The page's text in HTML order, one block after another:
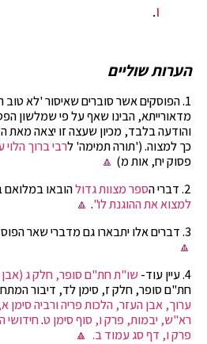
ו.
הערות שוליים
1. הפוסקים אשר סוברים שאיסור 'לא
מדאורייתא, הבינו שאף על פי שמלשון
והודעה בלבד, מכיון שעצה זו יצאה מאת
כך למצוה. ('תורה תמימה' לרבי ברוך הלוי
פסוק יח, אות מ) 🔼
2. דברי ה
ספר מצוות גדולהובאו
למצוא את ההוגנת לו".
🔼
3. דברים אלו יתבארו גם מדברי שאר הפוסקים שיובאו בהמשך הפרק.
🔼
4. עיין עוד-
שו"ת חת"ם סופר, חלק ג (אבן
חת"ם סופר, חלק ז, סימן לד, דיבור
ערוך, אבן העזר, הלכות פריה ורביה
רא"ש, יבמות, פרק ו, סוף סימן ט.
פרק ו, דף סג עמוד ב. 🔼